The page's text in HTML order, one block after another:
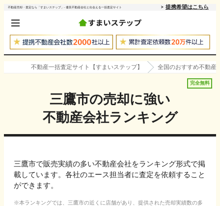
不動産売却・査定なら「すまいステップ」- 優良不動産会社と出会える一括査定サイト 提携希望はこちら
不動産一括査定サイト【すまいステップ】 全国のおすすめ不動産
完全無料
三鷹市の売却に強い
不動産会社ランキング
三鷹市で販売実績の多い不動産会社をランキング形式で掲
載しています。各社のエース担当者に査定を依頼すること
ができます。
本ランキングでは、 三鷹市の近くに店舗があり、提供された売却実績数の多